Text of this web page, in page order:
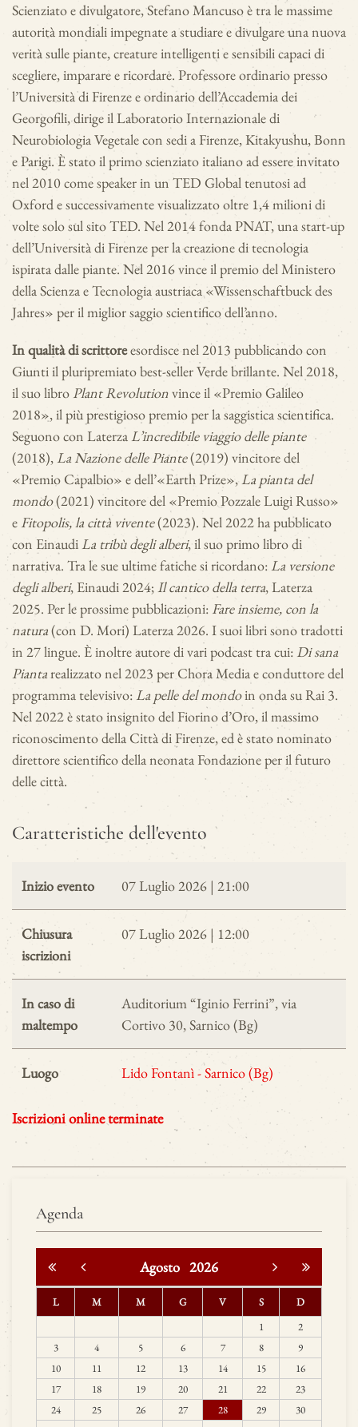
Scienziato e divulgatore, Stefano Mancuso è tra le massime
autorità mondiali impegnate a studiare e divulgare una nuova
verità sulle piante, creature intelligenti e sensibili capaci di
scegliere, imparare e ricordare. Professore ordinario presso
l’Università di Firenze e ordinariodell’Accademia dei
Georgofili, dirige il Laboratorio Internazionale di
Neurobiologia Vegetale con sedi a Firenze, Kitakyushu, Bonn
e Parigi. È stato il primo scienziato italiano ad essere invitato
nel 2010 come speaker in un TED Global tenutosi ad
Oxford e successivamente visualizzato oltre 1,4 milioni di
volte solo sul sito TED. Nel 2014 fonda PNAT, una start-up
dell’Università di Firenze per la creazione di tecnologia
ispirata dalle piante. Nel 2016 vince il premio del Ministero
della Scienza e Tecnologia austriaca «Wissenschaftbuck des
Jahres» per il miglior saggio scientifico dell’anno.
In qualità di scrittoreesordisce nel 2013 pubblicando con
Giunti il pluripremiato best-seller Verde brillante. Nel 2018,
il suo libroPlant Revolutionvince il «Premio Galileo
2018», il più prestigioso premio per la saggistica scientifica.
Seguono con LaterzaL’incredibile viaggio delle piante
(2018),La Nazione delle Piante(2019) vincitore del
«Premio Capalbio» e dell’«Earth Prize»,La pianta del
mondo(2021) vincitore del «Premio Pozzale Luigi Russo»
e Fitopolis, la città vivente(2023). Nel 2022 ha pubblicato
con EinaudiLa tribù degli alberi, il suo primo libro di
narrativa. Tra le sue ultime fatiche si ricordano:La versione
degli alberi, Einaudi 2024;Il cantico della terra, Laterza
2025. Per le prossime pubblicazioni: Fare insieme, con la
natura(con D. Mori) Laterza 2026. I suoi libri sono tradotti
in 27 lingue. È inoltre autore di vari podcast tra cui: Di sana
Piantarealizzato nel 2023 per Chora Media e conduttore del
programma televisivo:La pelle del mondoin onda su Rai 3.
Nel 2022 è stato insignito del Fiorino d’Oro, il massimo
riconoscimento della Città di Firenze, ed è stato nominato
direttore scientifico della neonata Fondazione per il futuro
delle città.
Caratteristiche dell'evento
Inizio evento 07 Luglio 2026 | 21:00
Chiusura
iscrizioni
07 Luglio 2026 | 12:00
In caso di
maltempo
Auditorium “Iginio Ferrini”, via
Cortivo 30, Sarnico (Bg)
Luogo Lido Fontanì - Sarnico (Bg)
Iscrizioni online terminate
Agenda
Agosto 2026
L M M G V S
D
1
2
3
4 5 6 7 8
9
10
11 12 13 14 15
16
17
18 19 20 21 22
23
24
25 26 27 28 29
30